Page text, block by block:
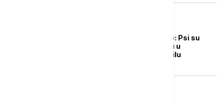
Britansko istraživanje: Psi su
opušteniji kada putuju u
električnom automobilu